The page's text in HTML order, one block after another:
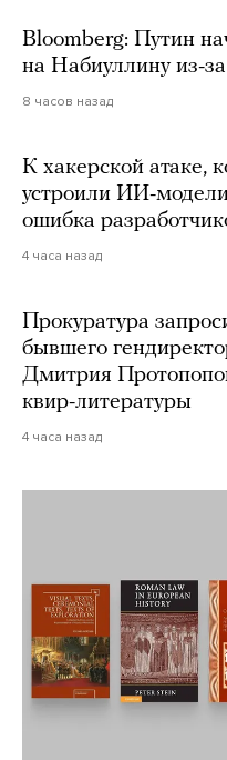
Bloomberg: Путин
на Набиуллину из-
8 часов назад
К хакерской атаке,
устроили ИИ-
ошибка
4 часа назад
Прокуратура
бывшего
Дмитрия
квир-литературы
4 часа назад